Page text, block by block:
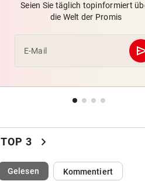
BEI RONALDINHO-BESUCH
DANK MEGA-ABLÖSE vor 5
Darum spielte Sturm Graz
Brustsponsor
„KRONE“-INTERVIEW
Seien Sie täglich topinformiert
die Welt der Promis
E-Mail
TOP 3 chevron_right
Gelesen(ausgewählt)Kommentiert